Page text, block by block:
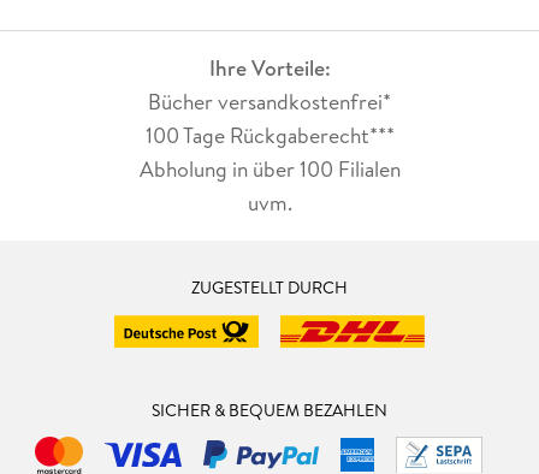
Ihre Vorteile:
Bücher versandkostenfrei*
100 Tage Rückgaberecht***
Abholung in über 100 Filialen
uvm.
ZUGESTELLT DURCH
SICHER & BEQUEM BEZAHLEN